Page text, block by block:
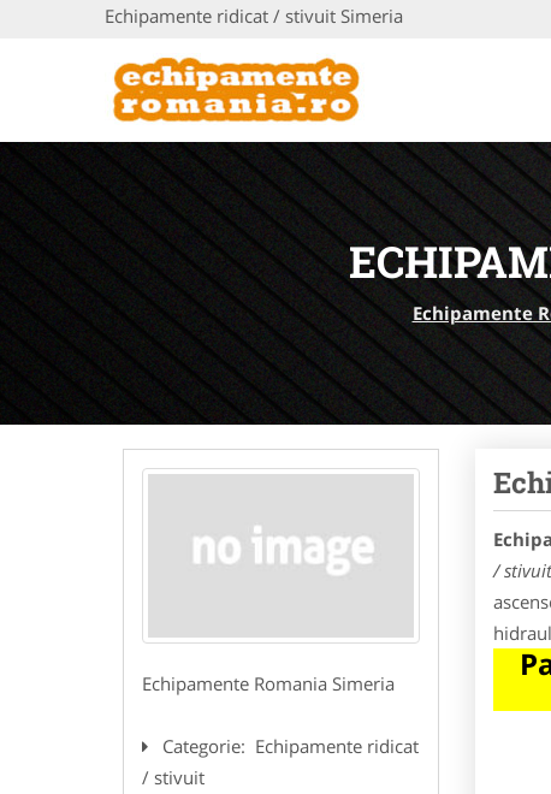
Echipamente ridicat / stivuit Simeria
Echipamente
Echipamente Romania Simeria
Categorie: Echipamente ridicat
/ stivuit
/